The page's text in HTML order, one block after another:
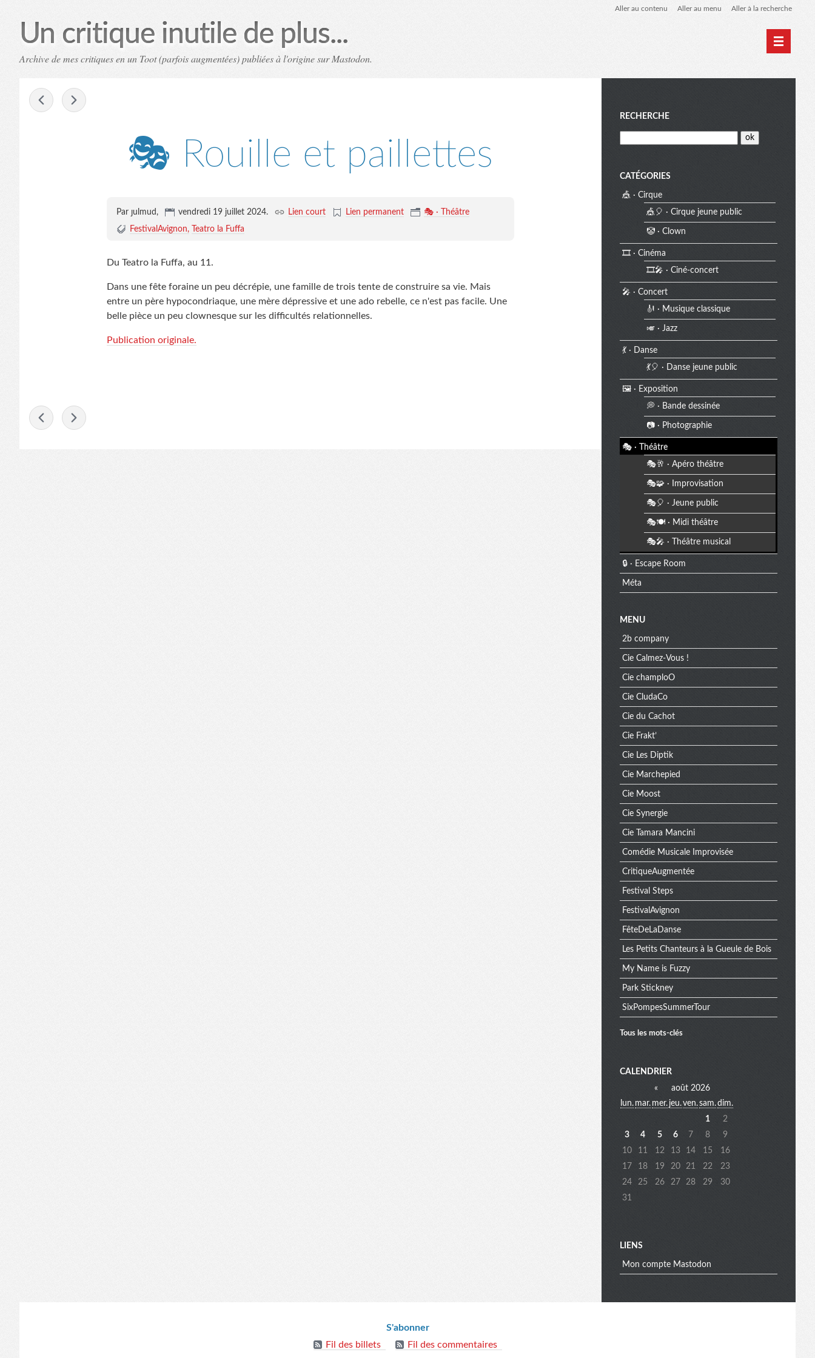
Aller au contenu Aller au menu Aller à la recherche
Un critique inutile de plus...
Archive de mes critiques en un Toot (parfois augmentées) publiées à l'origine sur Mastodon.
🎭 Rouille et paillettes
Par ȷulmud, vendredi 19 juillet 2024. Lien court Lien permanent
🎭 · Théâtre
FestivalAvignon
Teatro la Fuffa
Du Teatro la Fuffa, au 11.
Dans une fête foraine un peu décrépie, une famille de trois tente de construire sa vie. Mais
entre un père hypocondriaque, une mère dépressive et une ado rebelle, ce n'est pas facile. Une
belle pièce un peu clownesque sur les difficultés relationnelles.
Publication originale.
M
e
u
RECHERCHE
CATÉGORIES
🎪 · Cirque
🎪🎈 · Cirque jeune public
🤡 · Clown
🎞️ · Cinéma
🎞️🎤 · Ciné-concert
🎤 · Concert
🎻 · Musique classique
🎺 · Jazz
💃 · Danse
💃🎈 · Danse jeune public
🖼️ · Exposition
💭 · Bande dessinée
📷 · Photographie
🎭 · Théâtre
🎭🥂 · Apéro théâtre
🎭🧩 · Improvisation
🎭🎈 · Jeune public
🎭🍽️ · Midi théâtre
🎭🎤 · Théâtre musical
🔒 · Escape Room
Méta
MENU
2b company
Cie Calmez-Vous !
Cie champloO
Cie CludaCo
Cie du Cachot
Cie Frakt’
Cie Les Diptik
Cie Marchepied
Cie Moost
Cie Synergie
Cie Tamara Mancini
Comédie Musicale Improvisée
CritiqueAugmentée
Festival Steps
FestivalAvignon
FêteDeLaDanse
Les Petits Chanteurs à la Gueule de Bois
My Name is Fuzzy
Park Stickney
SixPompesSummerTour
Tous les mots-clés
M
e
n
u
e
x
CALENDRIER
«
août 2026
lun. mar. mer. jeu.ven.sam.dim.
1
2
3
4 5 6 7 8
9
10
11 12 13 14 15
16
17
18 19 20 21 22
23
24
25 26 27 28 29
30
31
LIENS
Mon compte Mastodon
S'abonner
Fil des billets
Fil des commentaires